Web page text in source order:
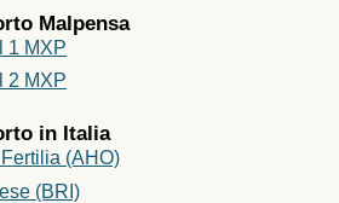
Malpensa
1 MXP
2 MXP
in Italia
(AHO)
(BRI)